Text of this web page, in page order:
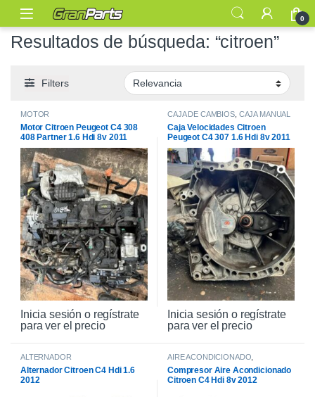
0
Resultados de búsqueda: “citroen”
Filters
MOTOR
Motor Citroen Peugeot C4 308
408 Partner 1.6 Hdi 8v 2011
Inicia sesión o regístrate
para ver el precio
CAJA DE CAMBIOS, CAJA MANUAL
Caja Velocidades Citroen
Peugeot C4 307 1.6 Hdi 8v 2011
Inicia sesión o regístrate
para ver el precio
ALTERNADOR
Alternador Citroen C4 Hdi 1.6
2012
AIRE ACONDICIONADO
Compresor Aire Acondicionado
Citroen C4 Hdi 8v 2012